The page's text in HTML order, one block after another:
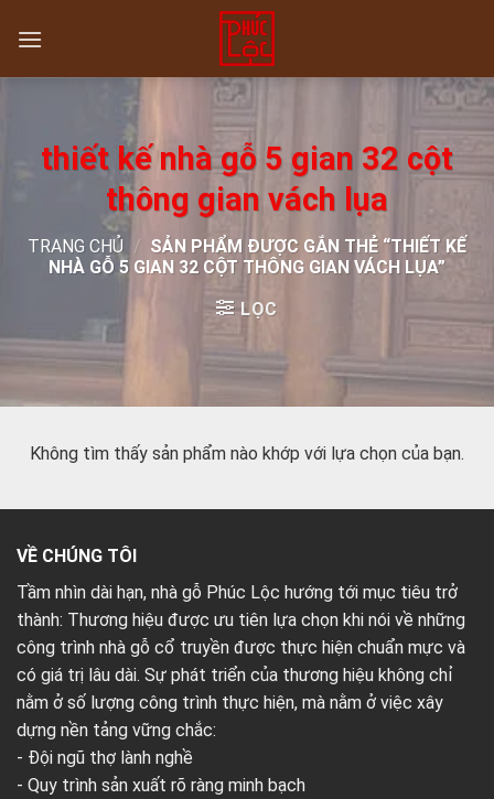
thiết kế nhà gỗ 5 gian 32 cột
thông gian vách lụa
TRANG CHỦ / SẢN PHẨM ĐƯỢC GẮN THẺ “THIẾT KẾ
NHÀ GỖ 5 GIAN 32 CỘT THÔNG GIAN VÁCH LỤA”
LỌC
Không tìm thấy sản phẩm nào khớp với lựa chọn của bạn.
VỀ CHÚNG TÔI
Tầm nhìn dài hạn, nhà gỗ Phúc Lộc hướng tới mục tiêu trở
thành: Thương hiệu được ưu tiên lựa chọn khi nói về những
công trình nhà gỗ cổ truyền được thực hiện chuẩn mực và
có giá trị lâu dài. Sự phát triển của thương hiệu không chỉ
nằm ở số lượng công trình thực hiện, mà nằm ở việc xây
dựng nền tảng vững chắc:
- Đội ngũ thợ lành nghề
- Quy trình sản xuất rõ ràng minh bạch